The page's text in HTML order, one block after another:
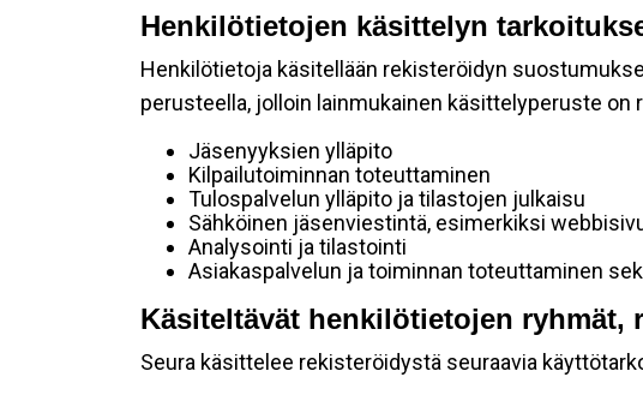
Henkilötietojen käsittelyn
Henkilötietoja käsitellään rekisteröidyn
perusteella, jolloin lainmukainen käsittelyperuste
Jäsenyyksien ylläpito
Kilpailutoiminnan toteuttaminen
Tulospalvelun ylläpito ja tilastojen julkaisu
Sähköinen jäsenviestintä, esimerkiksi
Analysointi ja tilastointi
Asiakaspalvelun ja toiminnan toteuttaminen
Käsiteltävät henkilötietojen ryhmät,
Seura käsittelee rekisteröidystä seuraavia